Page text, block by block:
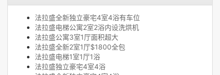
法拉盛全新独立豪宅4室4浴有车位
法拉盛电梯公寓2室2浴内设洗烘机
法拉盛公寓3室1厅面积超大
法拉盛全新2室1厅$1800全包
法拉盛电梯1室1厅1浴
法拉盛独立豪宅4室4浴